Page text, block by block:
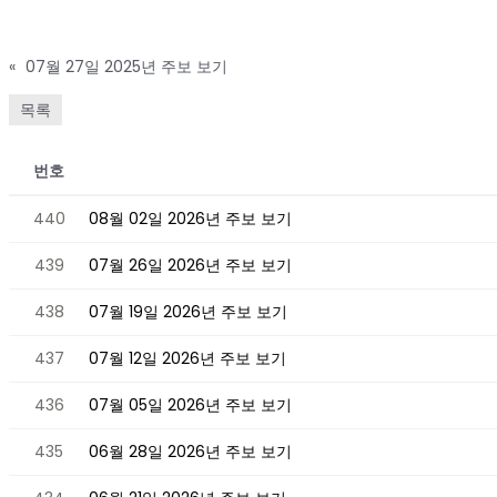
« 07월 27일 2025년 주보 보기
목록
번호
440 08월 02일 2026년 주보 보기
439 07월 26일 2026년 주보 보기
438 07월 19일 2026년 주보 보기
437 07월 12일 2026년 주보 보기
436 07월 05일 2026년 주보 보기
435 06월 28일 2026년 주보 보기